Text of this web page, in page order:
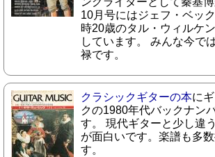
10月号にはジェフ・ベッ
時20歳のタル・ウィルケ
しています。 みんな今で
禄です。
クラシックギターの本に
クの1980年代バックナン
す。 現代ギターと少し違
が面白いです。楽譜も多
す。